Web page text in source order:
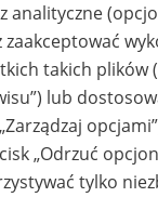
analityczne
zaakceptować
takich plików
lub
„Odrzuć
tylko